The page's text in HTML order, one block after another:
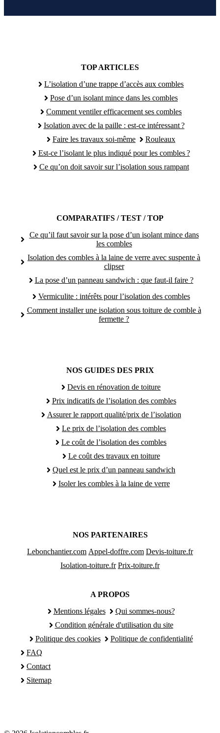
TOP ARTICLES
L’isolation d’une trappe d’accès aux combles
Pose d’un isolant mince dans les combles
Comment ventiler efficacement ses combles
Isolation avec de la paille : est-ce intéressant ?
Faire les travaux soi-même
Rouleaux
Est-ce l’isolant le plus indiqué pour les combles ?
Ce qu’on doit savoir sur l’isolation sous rampant
COMPARATIFS / TEST / TOP
Ce qu’il faut savoir sur la pose d’un isolant mince dans
les combles
Isolation des combles à la laine de verre avec suspente à
clipser
La pose d’un panneau sandwich : que faut-il faire ?
Vermiculite : intérêts pour l’isolation des combles
Comment installer une isolation sous toiture de comble à
fermette ?
NOS GUIDES DES PRIX
Devis en rénovation de toiture
Prix indicatifs de l’isolation des combles
Assurer le rapport qualité/prix de l’isolation
Le prix de l’isolation des combles
Le coût de l’isolation des combles
Le coût des travaux en toiture
Quel est le prix d’un panneau sandwich
Isoler les combles à la laine de verre
NOS PARTENAIRES
Lebonchantier.com Appel-doffre.com Devis-toiture.fr
Isolation-toiture.fr Prix-toiture.fr
A PROPOS
Mentions légales
Qui sommes-nous?
Condition générale d'utilisation du site
Politique des cookies
Politique de confidentialité
FAQ
Contact
Sitemap